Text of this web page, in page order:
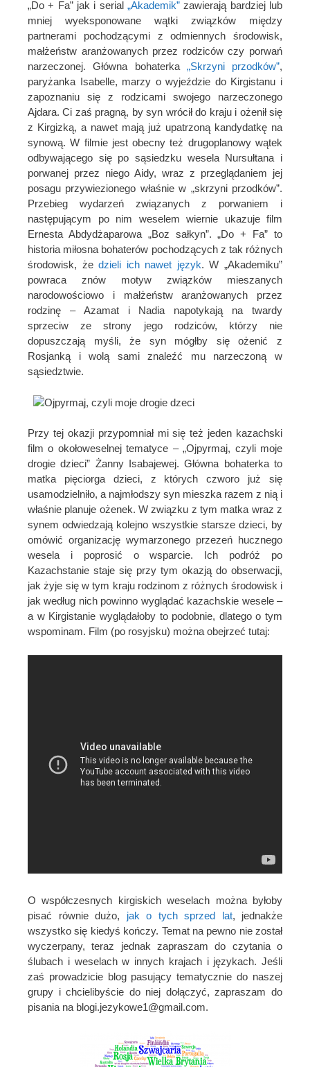
„Do + Fa” jak i serial „Akademik” zawierają bardziej lub
mniej wyeksponowane wątki związków między
partnerami pochodzącymi z odmiennych środowisk,
małżeństw aranżowanych przez rodziców czy porwań
narzeczonej. Główna bohaterka „Skrzyni przodków”,
paryżanka Isabelle, marzy o wyjeździe do Kirgistanu i
zapoznaniu się z rodzicami swojego narzeczonego
Ajdara. Ci zaś pragną, by syn wrócił do kraju i ożenił się
z Kirgizką, a nawet mają już upatrzoną kandydatkę na
synową. W filmie jest obecny też drugoplanowy wątek
odbywającego się po sąsiedzku wesela Nursułtana i
porwanej przez niego Aidy, wraz z przeglądaniem jej
posagu przywiezionego właśnie w „skrzyni przodków”.
Przebieg wydarzeń związanych z porwaniem i
następującym po nim weselem wiernie ukazuje film
Ernesta Abdydżaparowa „Boz sałkyn”. „Do + Fa” to
historia miłosna bohaterów pochodzących z tak różnych
środowisk, żedzieli ich nawet język. W „Akademiku”
powraca znów motyw związków mieszanych
narodowościowo i małżeństw aranżowanych przez
rodzinę – Azamat i Nadia napotykają na twardy
sprzeciw ze strony jego rodziców, którzy nie
dopuszczają myśli, że syn mógłby się ożenić z
Rosjanką i wolą sami znaleźć mu narzeczoną w
sąsiedztwie.
Przy tej okazji przypomniał mi się też jeden kazachski
film o okołoweselnej tematyce – „Ojpyrmaj, czyli moje
drogie dzieci” Żanny Isabajewej. Główna bohaterka to
matka pięciorga dzieci, z których czworo już się
usamodzielniło, a najmłodszy syn mieszka razem z nią i
właśnie planuje ożenek. W związku z tym matka wraz z
synem odwiedzają kolejno wszystkie starsze dzieci, by
omówić organizację wymarzonego przezeń hucznego
wesela i poprosić o wsparcie. Ich podróż po
Kazachstanie staje się przy tym okazją do obserwacji,
jak żyje się w tym kraju rodzinom z różnych środowisk i
jak według nich powinno wyglądać kazachskie wesele –
a w Kirgistanie wyglądałoby to podobnie, dlatego o tym
wspominam. Film (po rosyjsku) można obejrzeć tutaj:
O współczesnych kirgiskich weselach można byłoby
pisać równie dużo, jak o tych sprzed lat, jednakże
wszystko się kiedyś kończy. Temat na pewno nie został
wyczerpany, teraz jednak zapraszam do czytania o
ślubach i weselach w innych krajach i językach. Jeśli
zaś prowadzicie blog pasujący tematycznie do naszej
grupy i chcielibyście do niej dołączyć, zapraszam do
pisania na blogi.jezykowe1@gmail.com.